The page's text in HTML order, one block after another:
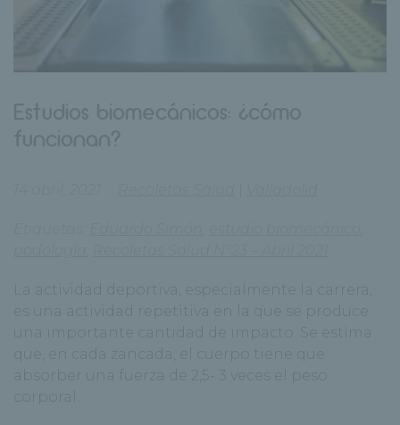
Estudios biomecánicos: ¿cómo
funcionan?
La actividad deportiva, especialmente la carrera,
es una actividad repetitiva en la que se produce
una importante cantidad de impacto. Se estima
que, en cada zancada, el cuerpo tiene que
absorber una fuerza de 2,5- 3 veces el peso
corporal.